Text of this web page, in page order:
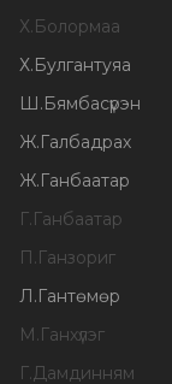
Х.Болормаа
Х.Булгантуяа
Ш.Бямбасүрэн
Ж.Галбадрах
Ж.Ганбаатар
Г.Ганбаатар
П.Ганзориг
Л.Гантөмөр
М.Ганхүлэг
Г.Дамдинням